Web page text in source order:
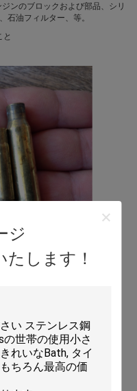
ジ
します！
ンのブロックおよび部品、シリ
石油フィルター、等。
と